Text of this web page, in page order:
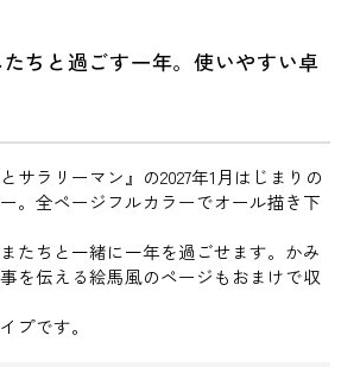
ちと過ごす一年。使いやすい卓
サラリーマン』の2027年1月はじまりの
。全ページフルカラーでオール描き下
たちと一緒に一年を過ごせます。かみ
を伝える絵馬風のページもおまけで収
プです。